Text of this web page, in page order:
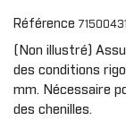
Référence
(Non illustré)
des conditions
mm. Nécessaire
des chenilles.